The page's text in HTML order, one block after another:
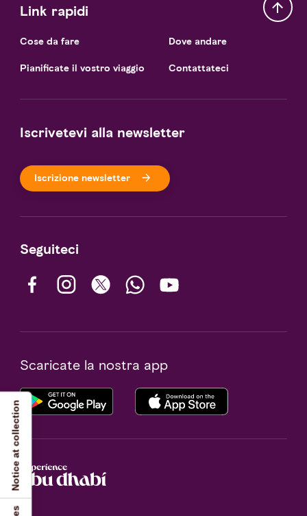
Link rapidi
Cose da fare
Pianificate il vostro viaggio
Dove andare
Contattateci
Iscrivetevi alla newsletter
Iscrizione newsletter
Seguiteci
Scaricate la nostra app
Notice at collection